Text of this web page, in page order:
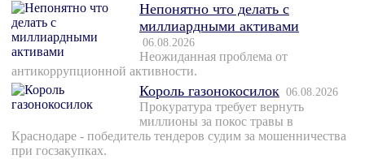
Непонятно что делать с
миллиардными активами
06.08.2026
Неожиданная проблема от
антикоррупционной активности.
Король газонокосилок 06.08.2026
Прокуратура требует вернуть
миллионы за покос травы в
Краснодаре - победитель тендеров судим за мошенничества
при госзакупках.